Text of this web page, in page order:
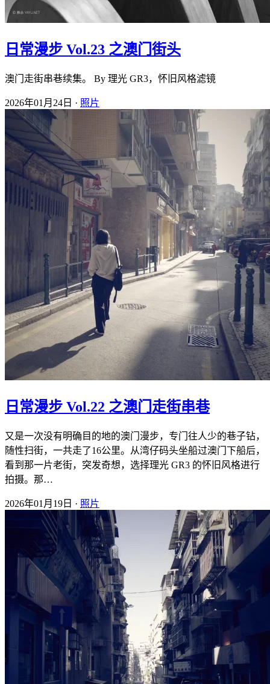
日常漫步 Vol.23 之澳门街头
澳门走街串巷续集。 By 理光 GR3，怀旧风格滤镜
2026年01月24日 · 照片
日常漫步 Vol.22 之澳门走街串巷
又是一次没有明确目的地的澳门漫步，专门往人少的巷子钻，
随性扫街，一共走了16公里。从湾仔码头坐船过澳门下船后，
看到那一片老街，突发奇想，选择理光 GR3 的怀旧风格进行
拍摄。那…
2026年01月19日 · 照片